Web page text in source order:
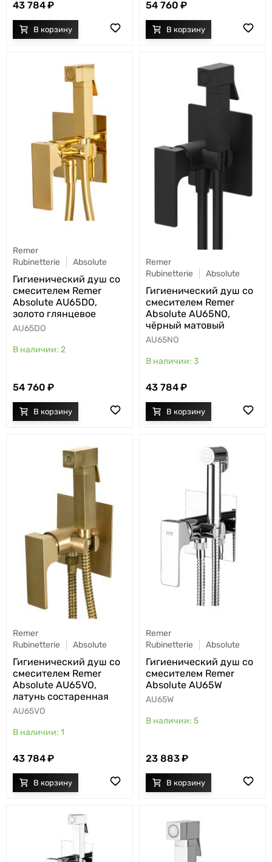
43 784 54 760
Remer
Rubinetterie
Absolute
Гигиенический душ со
смесителем Remer
Absolute AU65DO,
золото глянцевое
AU65DO
2
54 760
Remer
Rubinetterie
Absolute
Гигиенический душ со
смесителем Remer
Absolute AU65NO,
чёрный матовый
AU65NO
3
43 784
Remer
Rubinetterie
Absolute
Гигиенический душ со
смесителем Remer
Absolute AU65VO,
латунь состаренная
AU65VO
1
43 784
Remer
Rubinetterie
Absolute
Гигиенический душ со
смесителем Remer
Absolute AU65W
AU65W
5
23 883